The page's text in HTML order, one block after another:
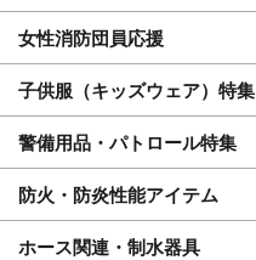
女性消防団員応援
子供服（キッズウェア）特集
警備用品・パトロール特集
防火・防炎性能アイテム
ホース関連・制水器具